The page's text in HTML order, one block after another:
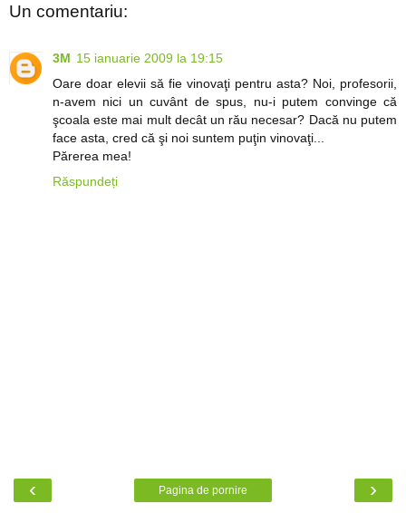
Un comentariu:
3M 15 ianuarie 2009 la 19:15
Oare doar elevii să fie vinovaţi pentru asta? Noi, profesorii,
n-avem nici un cuvânt de spus, nu-i putem convinge că
şcoala este mai mult decât un rău necesar? Dacă nu putem
face asta, cred că şi noi suntem puţin vinovaţi...
Părerea mea!
Răspundeți
‹ ›
Pagina de pornire